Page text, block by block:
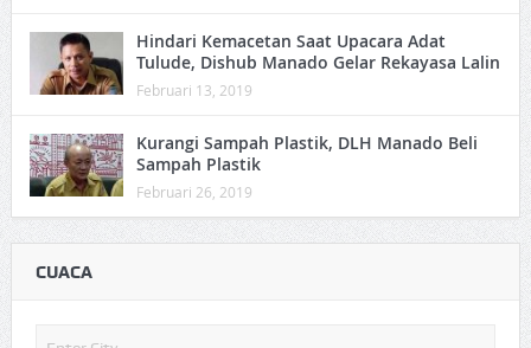
Hindari Kemacetan Saat Upacara Adat
Tulude, Dishub Manado Gelar Rekayasa Lalin
Februari 13, 2019
Kurangi Sampah Plastik, DLH Manado Beli
Sampah Plastik
Februari 26, 2019
CUACA